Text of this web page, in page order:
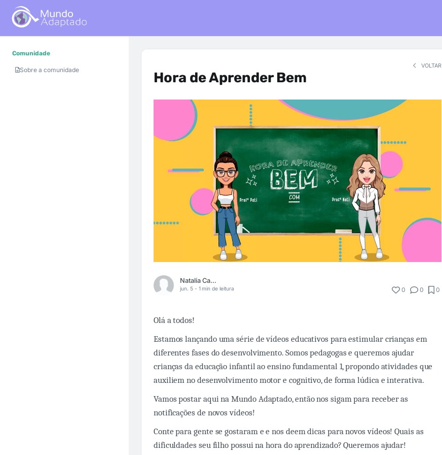
Comunidade
Sobre a comunidade
VOLTAR
Hora de Aprender Bem
Natalia Calazans
jun. 5 - 1 min de leitura 0 0 0
Olá a todos!
Estamos lançando uma série de vídeos educativos para estimular crianças em
diferentes fases do desenvolvimento. Somos pedagogas e queremos ajudar
crianças da educação infantil ao ensino fundamental 1, propondo atividades que
auxiliem no desenvolvimento motor e cognitivo, de forma lúdica e interativa.
Vamos postar aqui na Mundo Adaptado, então nos sigam para receber as
notificações de novos vídeos!
Conte para gente se gostaram e e nos deem dicas para novos vídeos! Quais as
dificuldades seu filho possui na hora do aprendizado? Queremos ajudar!